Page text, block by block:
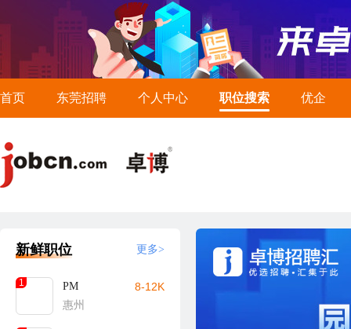
首页 东莞招聘 个人中心 职位搜索 优企
新鲜职位 更多>
1
PM
惠州
8-12K